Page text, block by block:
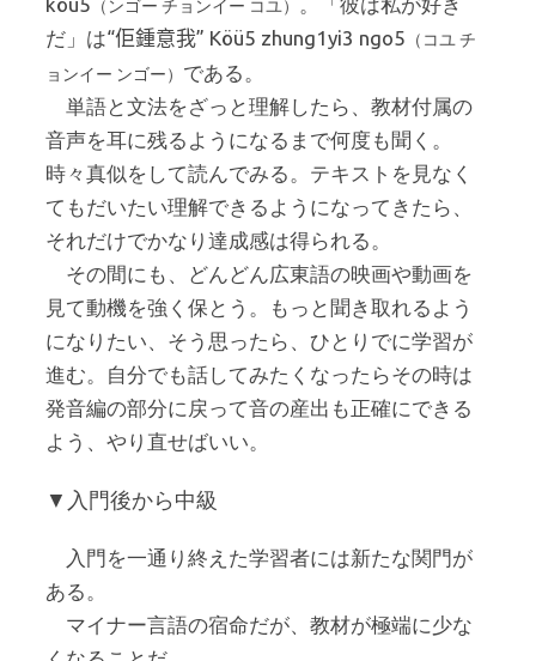
köü5 （ンゴー チョンイー コユ）
。「彼は私が好き
だ」は“佢鍾意我” Köü5 zhung1yi3 ngo5 （コユ チ
ョンイー ンゴー） である。
単語と文法をざっと理解したら、教材付属の
音声を耳に残るようになるまで何度も聞く。
時々真似をして読んでみる。テキストを見なく
てもだいたい理解できるようになってきたら、
それだけでかなり達成感は得られる。
その間にも、どんどん広東語の映画や動画を
見て動機を強く保とう。もっと聞き取れるよう
になりたい、そう思ったら、ひとりでに学習が
進む。自分でも話してみたくなったらその時は
発音編の部分に戻って音の産出も正確にできる
よう、やり直せばいい。
▼入門後から中級
入門を一通り終えた学習者には新たな関門が
ある。
マイナー言語の宿命だが、教材が極端に少な